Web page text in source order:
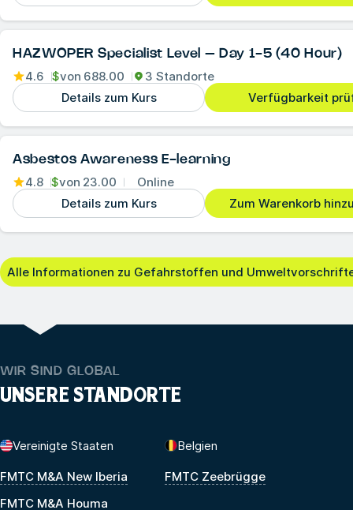
HAZWOPER Specialist Level – Day 1-5 (40 Hour)
4.6 $von 688.00
3 Standorte
Details zum Kurs
Verfügbarkeit
Asbestos Awareness E-learning
4.8 $von 23.00
Online
Details zum Kurs
Zum Warenkorb
Alle Informationen zu Gefahrstoffen und
WIR SIND GLOBAL
UNSERE STANDORTE
Vereinigte Staaten
FMTC M&A New Iberia
FMTC M&A Houma
Belgien
FMTC Zeebrügge